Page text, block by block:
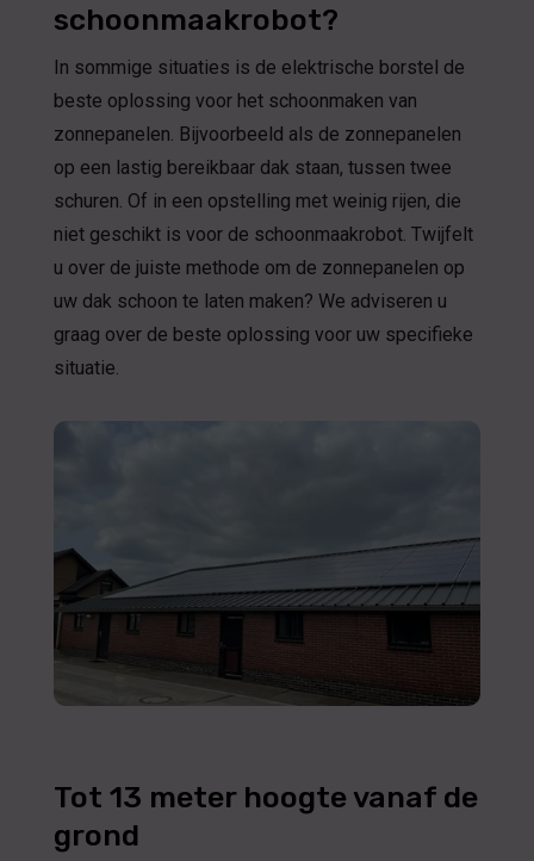
schoonmaakrobot?
In sommige situaties is de elektrische borstel de
beste oplossing voor het schoonmaken van
zonnepanelen. Bijvoorbeeld als de zonnepanelen
op een lastig bereikbaar dak staan, tussen twee
schuren. Of in een opstelling met weinig rijen, die
niet geschikt is voor de schoonmaakrobot. Twijfelt
u over de juiste methode om de zonnepanelen op
uw dak schoon te laten maken? We adviseren u
graag over de beste oplossing voor uw specifieke
situatie.
Tot 13 meter hoogte vanaf de
grond